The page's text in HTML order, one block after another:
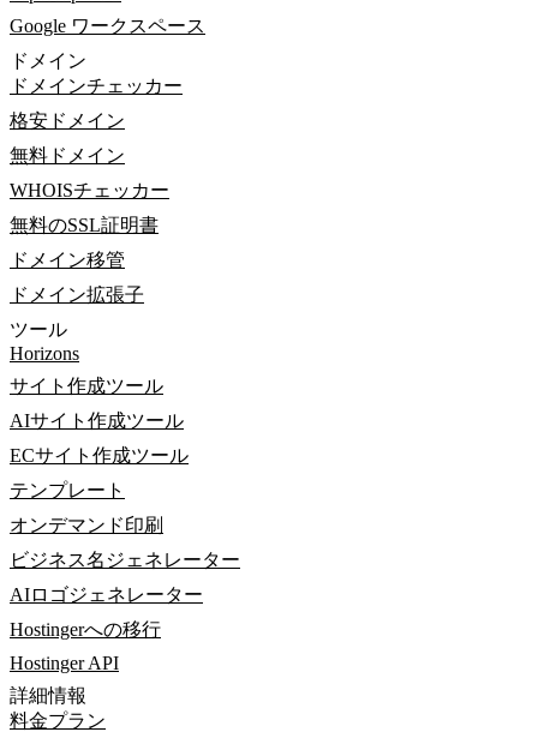
Google ワークスペース
ドメイン
ドメインチェッカー
格安ドメイン
無料ドメイン
WHOISチェッカー
無料のSSL証明書
ドメイン移管
ドメイン拡張子
ツール
Horizons
サイト作成ツール
AIサイト作成ツール
ECサイト作成ツール
テンプレート
オンデマンド印刷
ビジネス名ジェネレーター
AIロゴジェネレーター
Hostingerへの移行
Hostinger API
詳細情報
料金プラン